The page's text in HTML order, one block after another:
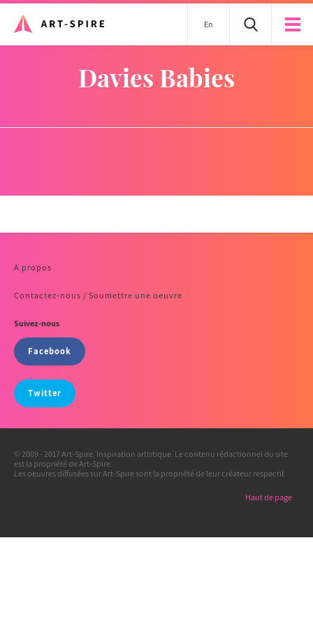
En
Davies Babies
A propos
Contactez-nous / Soumettre une oeuvre
Suivez-nous
Facebook
Twitter
© 2009 - 2017 Art-Spire, Inspiration artistique. Le contenu rédactionnel du site
est la propriété de Art-Spire.
Les oeuvres diffusées sur Art-Spire sont la propriété de leur créateur respectif.
Haut de page